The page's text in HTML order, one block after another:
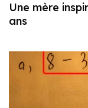
Une mère
ans